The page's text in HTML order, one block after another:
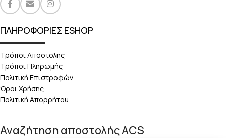
ΠΛΗΡΟΦΟΡΙΕΣ ESHOP
Τρόποι Αποστολής
Τρόποι Πληρωμής
Πολιτική Επιστροφών
Όροι Χρήσης
Πολιτική Απορρήτου
Αναζήτηση αποστολής ACS